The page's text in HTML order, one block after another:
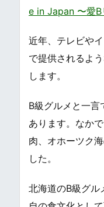
e in Japan 〜愛B
近年、テレビや
で提供されるよ
します。
B級グルメと一
あります。なか
肉、オホーツク
した。
北海道のB級グル